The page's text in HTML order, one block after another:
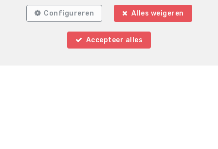
Configureren Alles weigeren
Accepteer alles
TEL.0497 19 21 04
MOB.0497 19 21 04
—
info@immo-village.be